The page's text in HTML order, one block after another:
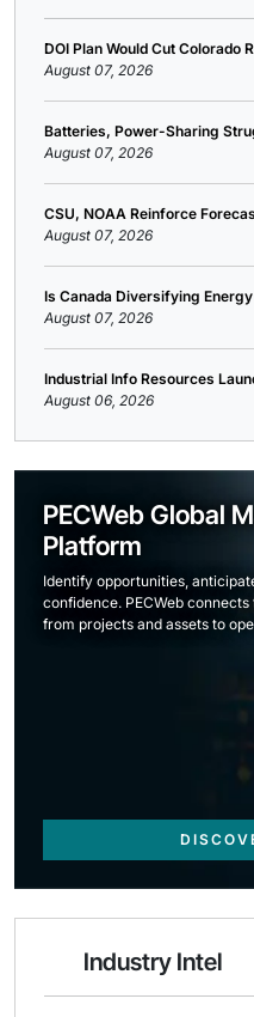
DOI Plan Would Cut Colorado
August 07, 2026
Batteries, Power-Sharing
August 07, 2026
CSU, NOAA Reinforce
August 07, 2026
Is Canada Diversifying
August 07, 2026
Industrial Info Resources
August 06, 2026
PECWeb Global
Platform
Identify opportunities,
confidence. PECWeb
from projects and assets to
Industry Intel